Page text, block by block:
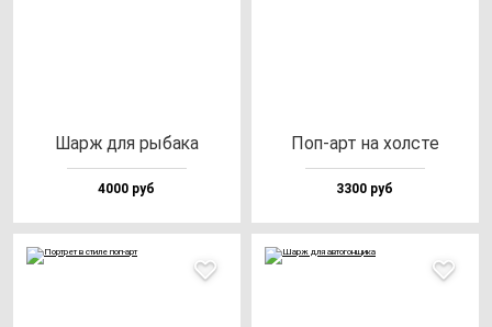
Шарж для ры­ба­ка
4000 руб
Поп-арт на хол­сте
3300 руб